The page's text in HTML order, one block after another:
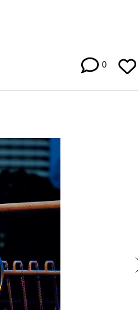
0